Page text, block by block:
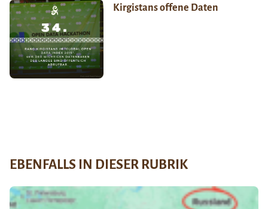
Kirgistans offene Daten
EBENFALLS IN DIESER RUBRIK